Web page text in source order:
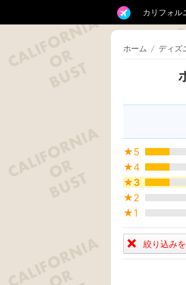
カリフォル
ホーム / ディズ
★5
★4
★3
★2
★1
絞り込み